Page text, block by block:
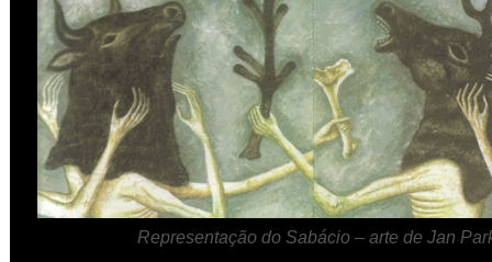
Representação do Sabácio – arte de Jan